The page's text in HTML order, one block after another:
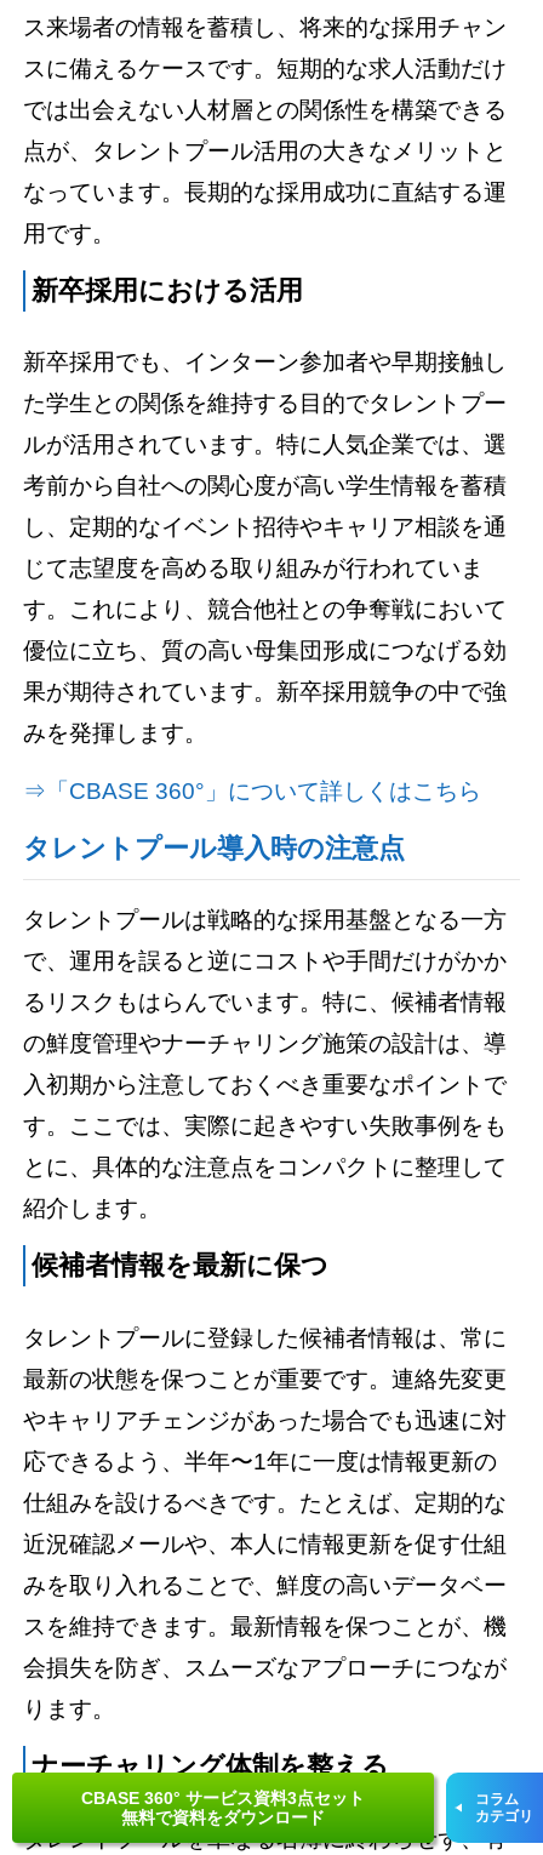
CBASE 360° サービス資料3点セット
無料で資料をダウンロード
コラム
カテゴリ
ス来場者の情報を蓄積し、将来的な採用チャン
スに備えるケースです。短期的な求人活動だけ
では出会えない人材層との関係性を構築できる
点が、タレントプール活用の大きなメリットと
なっています。長期的な採用成功に直結する運
用です。
新卒採用における活用
新卒採用でも、インターン参加者や早期接触し
た学生との関係を維持する目的でタレントプー
ルが活用されています。特に人気企業では、選
考前から自社への関心度が高い学生情報を蓄積
し、定期的なイベント招待やキャリア相談を通
じて志望度を高める取り組みが行われていま
す。これにより、競合他社との争奪戦において
優位に立ち、質の高い母集団形成につなげる効
果が期待されています。新卒採用競争の中で強
みを発揮します。
⇒「CBASE 360°」について詳しくはこちら
タレントプール導入時の注意点
タレントプールは戦略的な採用基盤となる一方
で、運用を誤ると逆にコストや手間だけがかか
るリスクもはらんでいます。特に、候補者情報
の鮮度管理やナーチャリング施策の設計は、導
入初期から注意しておくべき重要なポイントで
す。ここでは、実際に起きやすい失敗事例をも
とに、具体的な注意点をコンパクトに整理して
紹介します。
候補者情報を最新に保つ
タレントプールに登録した候補者情報は、常に
最新の状態を保つことが重要です。連絡先変更
やキャリアチェンジがあった場合でも迅速に対
応できるよう、半年〜1年に一度は情報更新の
仕組みを設けるべきです。たとえば、定期的な
近況確認メールや、本人に情報更新を促す仕組
みを取り入れることで、鮮度の高いデータベー
スを維持できます。最新情報を保つことが、機
会損失を防ぎ、スムーズなアプローチにつなが
ります。
ナーチャリング体制を整える
タレントプールを単なる名簿に終わらせず、有